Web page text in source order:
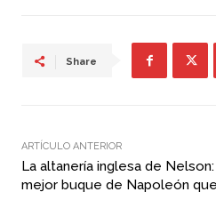
Share
ARTÍCULO ANTERIOR
La altanería inglesa de
mejor buque de Napoleón